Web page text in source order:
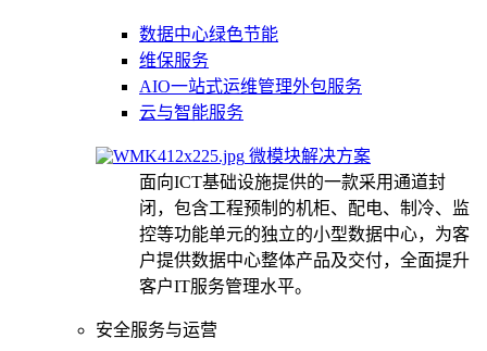
数据中心绿色节能
维保服务
AIO一站式运维管理外包服务
云与智能服务
微模块解决方案
面向ICT基础设施提供的一款采用通道封
闭，包含工程预制的机柜、配电、制冷、监
控等功能单元的独立的小型数据中心，为客
户提供数据中心整体产品及交付，全面提升
客户IT服务管理水平。
安全服务与运营